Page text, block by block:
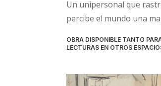
Un unipersonal que
percibe el mundo una
OBRA DISPONIBLE TANTO
LECTURAS EN OTROS